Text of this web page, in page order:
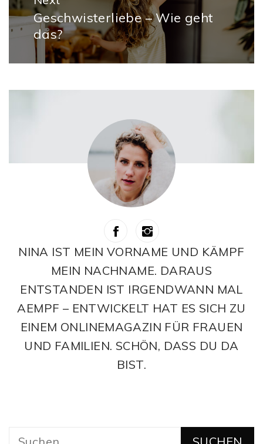
Next
post:
Geschwisterliebe – Wie geht
das?
NINA IST MEIN VORNAME UND KÄMPF
MEIN NACHNAME. DARAUS
ENTSTANDEN IST IRGENDWANN MAL
AEMPF – ENTWICKELT HAT ES SICH ZU
EINEM ONLINEMAGAZIN FÜR FRAUEN
UND FAMILIEN. SCHÖN, DASS DU DA
BIST.
Suchen